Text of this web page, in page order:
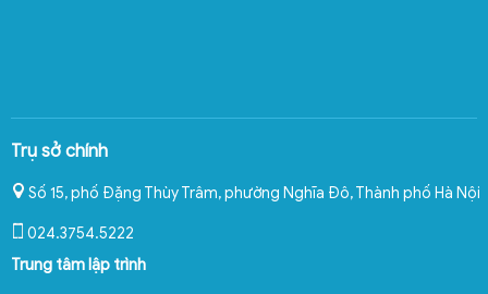
Trụ sở chính
Số 15, phố Đặng Thùy Trâm, phường Nghĩa Đô,Thành phố Hà Nội
024.3754.5222
Trung tâm lập trình